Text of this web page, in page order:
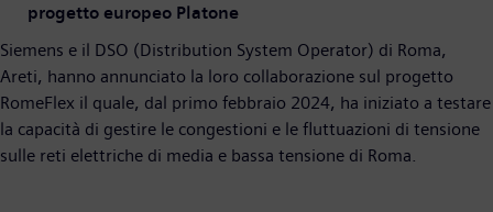
progetto europeo Platone
Siemens e il DSO (Distribution System Operator) di Roma,
Areti, hanno annunciato la loro collaborazione sul progetto
RomeFlex il quale, dal primo febbraio 2024, ha iniziato a testare
la capacità di gestire le congestioni e le fluttuazioni di tensione
sulle reti elettriche di media e bassa tensione di Roma.